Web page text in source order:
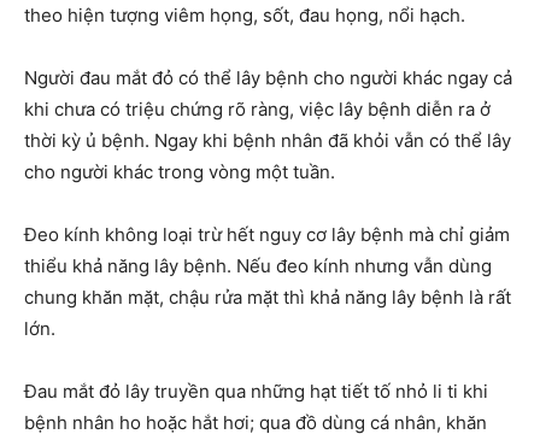
theo hiện tượng viêm họng, sốt, đau họng, nổi hạch.
Người đau mắt đỏ có thể lây bệnh cho người khác ngay cả
khi chưa có triệu chứng rõ ràng, việc lây bệnh diễn ra ở
thời kỳ ủ bệnh. Ngay khi bệnh nhân đã khỏi vẫn có thể lây
cho người khác trong vòng một tuần.
Đeo kính không loại trừ hết nguy cơ lây bệnh mà chỉ giảm
thiểu khả năng lây bệnh. Nếu đeo kính nhưng vẫn dùng
chung khăn mặt, chậu rửa mặt thì khả năng lây bệnh là rất
lớn.
Đau mắt đỏ lây truyền qua những hạt tiết tố nhỏ li ti khi
bệnh nhân ho hoặc hắt hơi; qua đồ dùng cá nhân, khăn